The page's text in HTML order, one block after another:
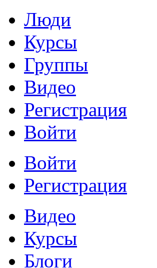
Люди
Курсы
Группы
Видео
Регистрация
Войти
Войти
Регистрация
Видео
Курсы
Блоги